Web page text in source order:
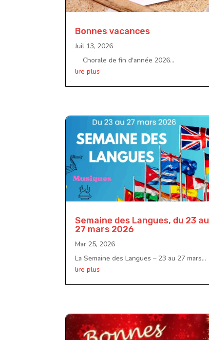
Bonnes vacances
Juil 13, 2026
Chorale de fin d'année 2026...
lire plus
Semaine des Langues, du 23 au
27 mars 2026
Mar 25, 2026
La Semaine des Langues – 23 au 27 mars...
lire plus